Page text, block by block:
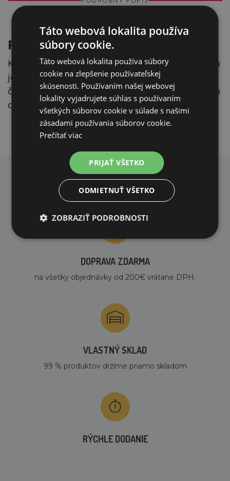
Popis produktu
Konštrukcia je riešená špirálou s „vrtákom“, ktorú
jednoducho zaskrutkujete do zeme. Špirálová
časť je pochrómovaná (pre vyššiu odolnosť) a má
oko na pripnutie vodítka alebo lanka.
PREČO NAKUPOVAŤ U NÁS?
DOPRAVA ZDARMA
na všetky objednávky od 200€ vrátane DPH.
VLASTNÝ SKLAD
99 % produktov držíme priamo skladom
RÝCHLE DODANIE
Táto webová lokalita používa
súbory cookie.
Táto webová lokalita používa súbory
cookie na zlepšenie používateľskej
skúsenosti. Používaním našej webovej
lokality vyjadrujete súhlas s používaním
všetkých súborov cookie v súlade s našimi
zásadami používania súborov cookie.
Prečítať viac
PRIJAŤ VŠETKO
ODMIETNUŤ VŠETKO
ZOBRAZIŤ PODROBNOSTI